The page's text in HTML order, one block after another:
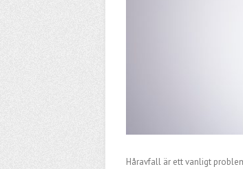
Håravfall är ett vanligt